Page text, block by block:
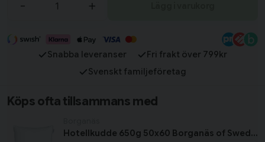
- +
Snabba leveranser
Fri frakt över 799kr
Svenskt familjeföretag
Köps ofta tillsammans med
Hotellkudde 650g 50x60 Borganäs of Sweden